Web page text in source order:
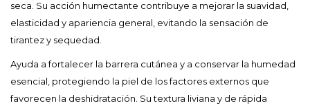
seca. Su acción humectante contribuye a mejorar la suavidad,
elasticidad y apariencia general, evitando la sensación de
tirantez y sequedad.
Ayuda a fortalecer la barrera cutánea y a conservar la humedad
esencial, protegiendo la piel de los factores externos que
favorecen la deshidratación. Su textura liviana y de rápida